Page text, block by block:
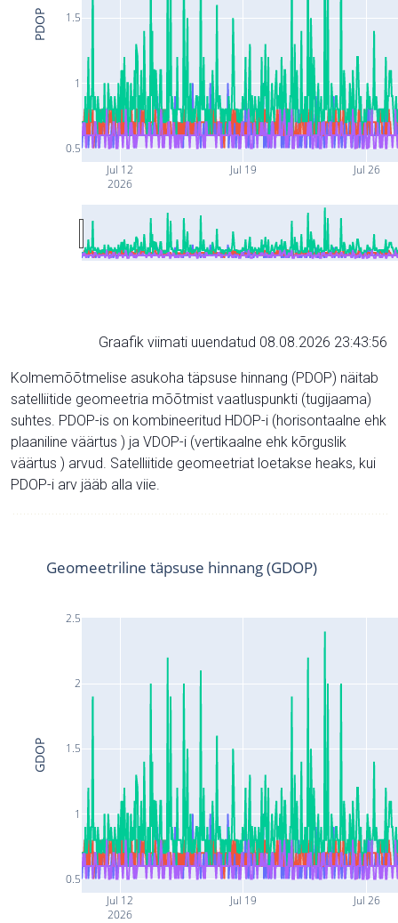
Jul 12
2026
Jul 19 Jul 26
0.5
1
1.5
PDOP
Graafik viimati uuendatud 08.08.2026 23:43:56
Kolmemõõtmelise asukoha täpsuse hinnang (PDOP) näitab
satelliitide geomeetria mõõtmist vaatluspunkti (tugijaama)
suhtes. PDOP-is on kombineeritud HDOP-i (horisontaalne ehk
plaaniline väärtus ) ja VDOP-i (vertikaalne ehk kõrguslik
väärtus ) arvud. Satelliitide geomeetriat loetakse heaks, kui
PDOP-i arv jääb alla viie.
Jul 12
2026
Jul 19 Jul 26
0.5
1
1.5
2
2.5
Geomeetriline täpsuse hinnang (GDOP)
GDOP